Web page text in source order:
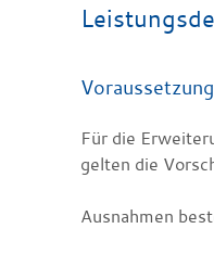
Für die
gelten die
Ausnahmen